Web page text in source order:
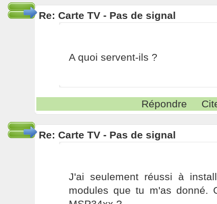
Re: Carte TV - Pas de signal
A quoi servent-ils ?
Répondre
Re: Carte TV - Pas de signal
J'ai seulement réussi à
modules que tu m'as donné.